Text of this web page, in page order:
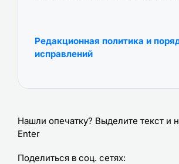
Редакционная политика и
исправлений
Нашли опечатку? Выделите текст и
Enter
Поделиться в соц. сетях: